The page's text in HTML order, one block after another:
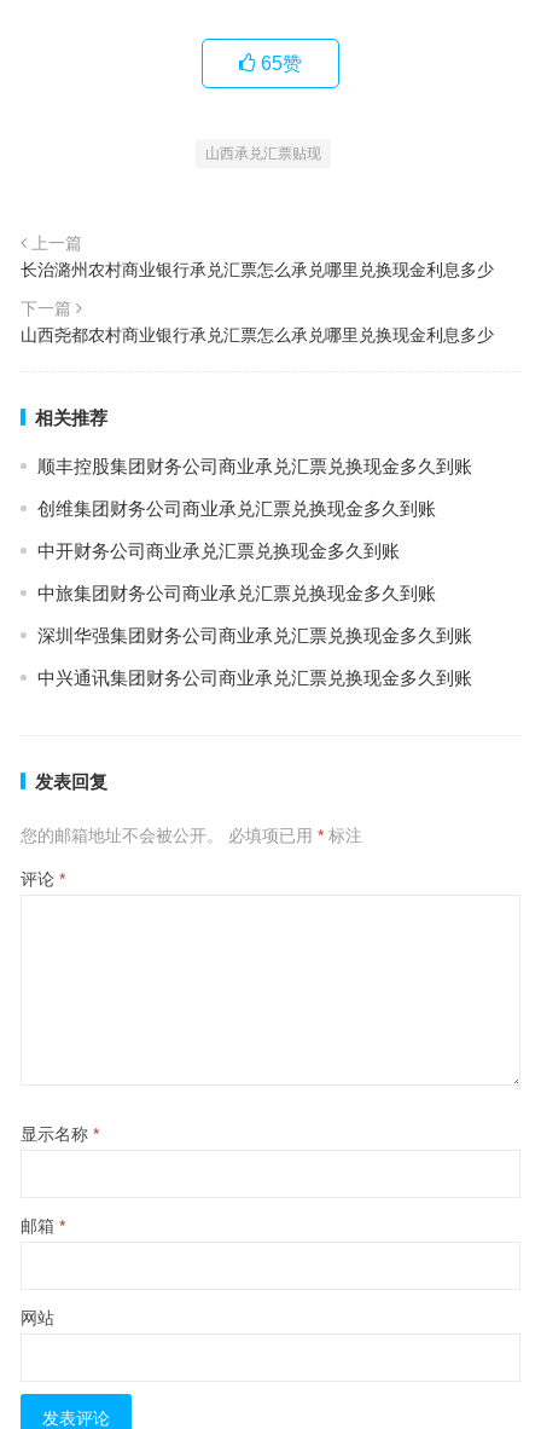
65赞
山西承兑汇票贴现
上一篇
长治潞州农村商业银行承兑汇票怎么承兑哪里兑换现金利息多少
下一篇
山西尧都农村商业银行承兑汇票怎么承兑哪里兑换现金利息多少
相关推荐
顺丰控股集团财务公司商业承兑汇票兑换现金多久到账
创维集团财务公司商业承兑汇票兑换现金多久到账
中开财务公司商业承兑汇票兑换现金多久到账
中旅集团财务公司商业承兑汇票兑换现金多久到账
深圳华强集团财务公司商业承兑汇票兑换现金多久到账
中兴通讯集团财务公司商业承兑汇票兑换现金多久到账
发表回复
您的邮箱地址不会被公开。 必填项已用 *标注
评论 *
显示名称 *
邮箱 *
网站